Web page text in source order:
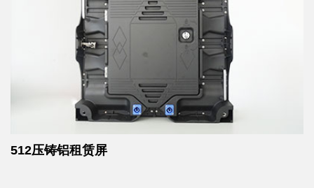
512压铸铝租赁屏